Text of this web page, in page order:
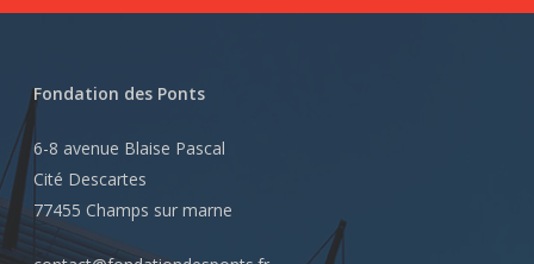
Fondation des Ponts
6-8 avenue Blaise Pascal
Cité Descartes
77455 Champs sur marne